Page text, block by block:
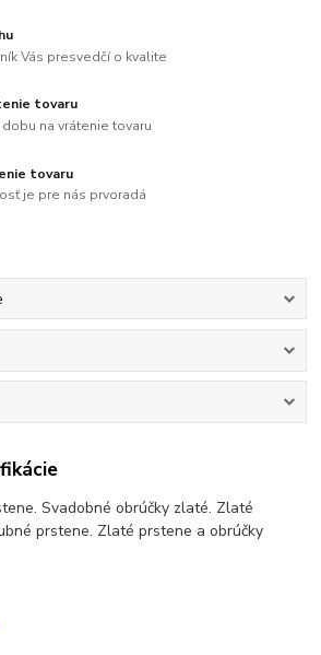
Vás presvedčí o kvalite
tovaru
na vrátenie tovaru
tovaru
je pre nás prvoradá
Svadobné obrúčky zlaté. Zlaté
prstene. Zlaté prstene a obrúčky